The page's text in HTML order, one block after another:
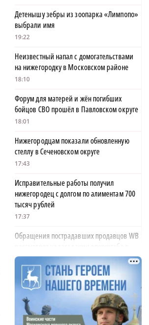
Детенышу зебры из зоопарка «Лимпопо»
выбрали имя
19:22
Неизвестный напал с домогательствами
на нижегородку в Московском районе
18:10
Форум для матерей и жён погибших
бойцов СВО прошёл в Павловском округе
18:01
Нижегородцам показали обновленную
стеллу в Сеченовском округе
17:43
Исправительные работы получил
нижегородец с долгом по алиментам 700
тысяч рублей
17:37
Обращения пострадавших продавцов WB
рассмотрят на заседании оперштаба в
августе
17:21
Нижегородская область вошла в число
лидеров научно-популярного туризма
17:10